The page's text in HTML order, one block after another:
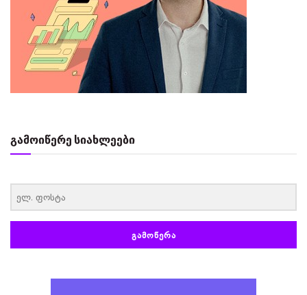
გამოიწერე სიახლეები
ᲒᲐᲛᲝᲬᲔᲠᲐ